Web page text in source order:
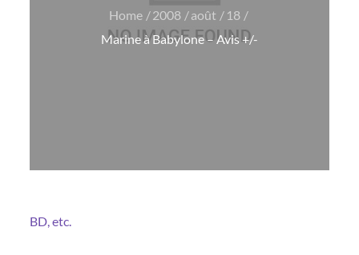
Home 2008 août
18
Marine à Babylone – Avis +/-
BD, etc.